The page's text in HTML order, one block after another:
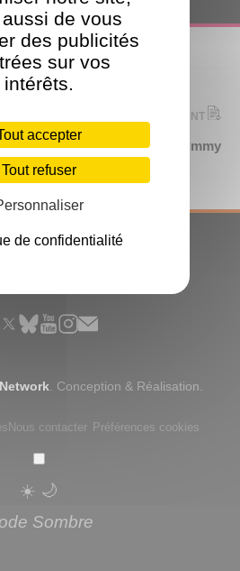
SUIVANT
Yummy Yummy Tummy
. Conception & Réalisation.
Nous contacter Préférences cookies
☀️ 🌙
Sombre
de vous
des publicités
sur vos
intérêts.
accepter
Tout refuser
de confidentialité